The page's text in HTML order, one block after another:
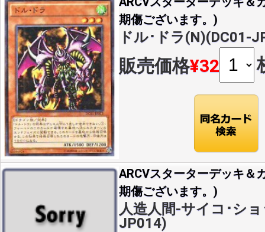
期傷ございます。)
ドル･ドラ(N)(DC01-
販売価格¥32
ARCVスターターデッキ＆
期傷ございます。)
人造人間-サイコ･シ
JP014)